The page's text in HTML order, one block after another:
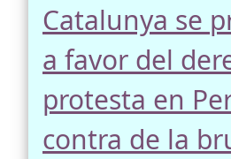
Catalunya se
a favor del
protesta en
contra de la